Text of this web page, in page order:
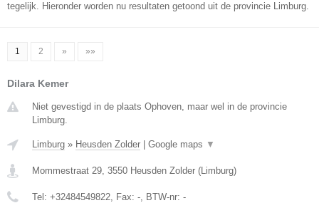
tegelijk. Hieronder worden nu resultaten getoond uit de provincie Limburg.
1 2 » »»
Dilara Kemer
Niet gevestigd in de plaats Ophoven, maar wel in de provincie
Limburg.
Limburg » Heusden Zolder Google maps ▼
Mommestraat 29, 3550 Heusden Zolder (Limburg)
Tel: +32484549822, Fax: -, BTW-nr: -